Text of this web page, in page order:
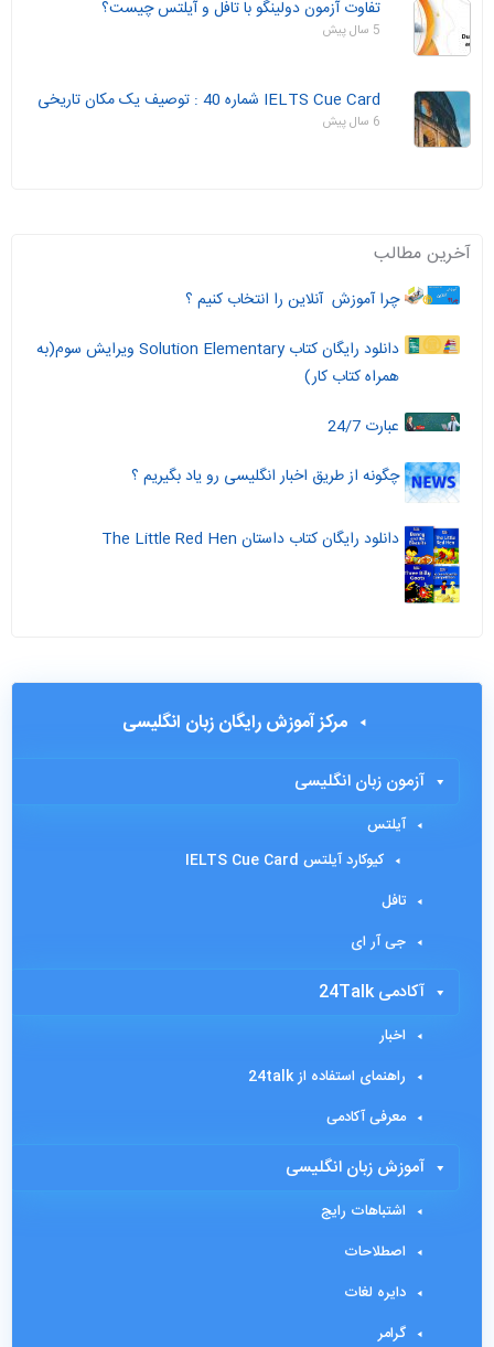
تفاوت آزمون دولینگو با تافل و آیلتس چیست؟
5 سال پیش
IELTS Cue Card شماره 40 : توصیف یک مکان تاریخی
6 سال پیش
آخرین مطالب
چرا آموزش آنلاین را انتخاب کنیم ؟
دانلود رایگان کتاب Solution Elementary ویرایش سوم(به
همراه کتاب کار)
عبارت 24/7
چگونه از طریق اخبار انگلیسی رو یاد بگیریم ؟
دانلود رایگان کتاب داستان The Little Red Hen
مرکز آموزش رایگان زبان انگلیسی
آزمون زبان انگلیسی
آیلتس
کیوکارد آیلتس IELTS Cue Card
تافل
جی آر ای
آکادمی 24Talk
اخبار
راهنمای استفاده از 24talk
معرفی آکادمی
آموزش زبان انگلیسی
اشتباهات رایج
اصطلاحات
دایره لغات
گرامر